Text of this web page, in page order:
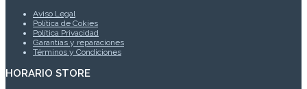
Aviso Legal
Política de Cokies
Política Privacidad
Garantías y reparaciones
Términos y Condiciones
HORARIO STORE